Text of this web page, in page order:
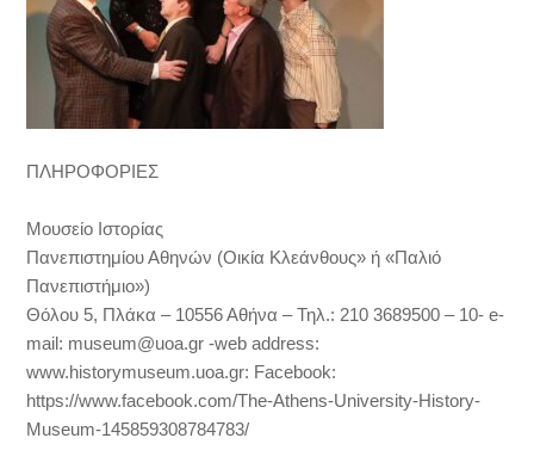
ΠΛΗΡΟΦΟΡΙΕΣ
Μουσείο Ιστορίας
Πανεπιστημίου Αθηνών (Οικία Κλεάνθους» ή «Παλιό
Πανεπιστήμιο»)
Θόλου 5, Πλάκα – 10556 Αθήνα – Τηλ.: 210 3689500 – 10- e-
mail: museum@uoa.gr -web address:
www.historymuseum.uoa.gr: Facebook:
https://www.facebook.com/The-Athens-University-History-
Museum-145859308784783/